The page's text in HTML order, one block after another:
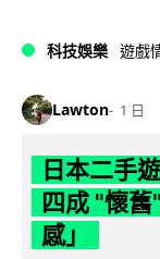
科技娛樂 遊戲
Lawton 1 日
日本二手
四成 "懷
感」